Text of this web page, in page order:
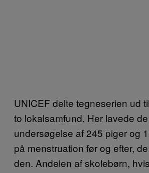
UNICEF delte tegneserien ud
to lokalsamfund. Her lavede
undersøgelse af 245 piger og
på menstruation før og efter,
den. Andelen af skolebørn,